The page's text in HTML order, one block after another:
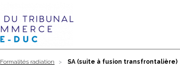
Formalités radiation SA (suite à fusion transfrontalière)